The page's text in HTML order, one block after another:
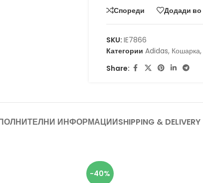
Спореди Додади
SKU: IE7866
Категории Adidas, Кошарка,
Share:
ИНФОРМАЦИИSHIPPING & DELIVERY
-40%